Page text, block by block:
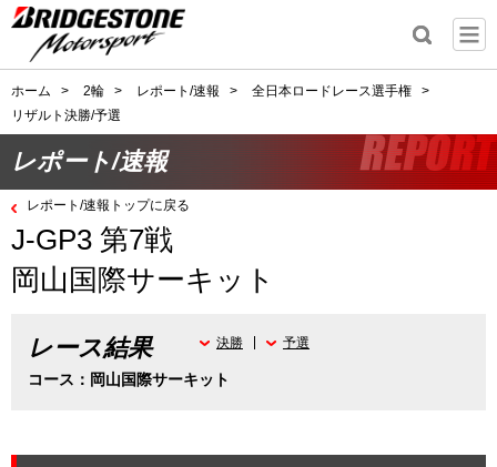
ホーム > 2輪 > レポート/速報 > 全日本ロードレース選手権
>
リザルト決勝/予選
レポート/速報
レポート/速報トップに戻る
J-GP3 第7戦
岡山国際サーキット
レース結果
コース：岡山国際サーキット
決勝 予選